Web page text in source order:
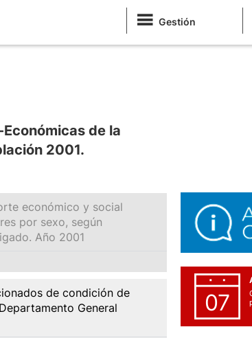
Gestión
de la
2001.
económico y social
por sexo, según
Año 2001
de condición de
General
07